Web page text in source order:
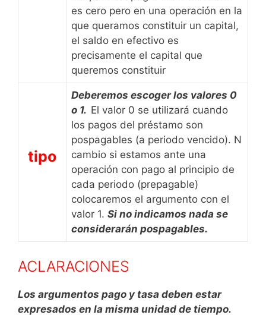
es cero pero en una operación en la
que queramos constituir un capital,
el saldo en efectivo es
precisamente el capital que
queremos constituir
tipo
Deberemos escoger los valores 0
o 1. El valor 0 se utilizará cuando
los pagos del préstamo son
pospagables (a periodo vencido). N
cambio si estamos ante una
operación con pago al principio de
cada periodo (prepagable)
colocaremos el argumento con el
valor 1. Si no indicamos nada se
considerarán pospagables.
ACLARACIONES
Los argumentos pago y tasa deben estar
expresados en la misma unidad de tiempo.